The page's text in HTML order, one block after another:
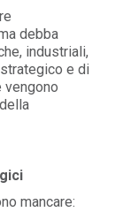
debba
industriali,
e di
vengono
mancare: